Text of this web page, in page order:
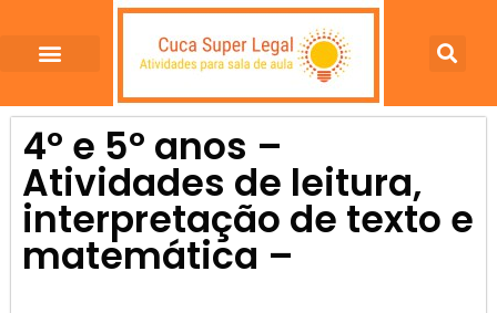
4º e 5º anos –
Atividades de leitura,
interpretação de texto e
matemática –